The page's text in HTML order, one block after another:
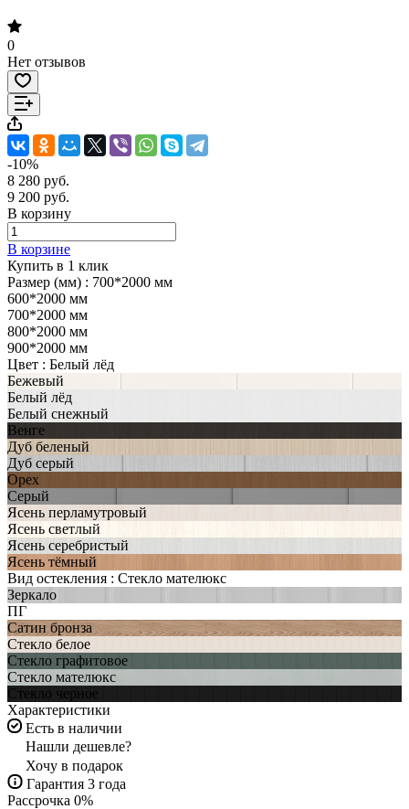
0
Нет отзывов
-10%
8 280 руб.
9 200 руб.
В корзину
В корзине
Купить в 1 клик
Размер (мм) : 700*2000 мм
600*2000 мм
700*2000 мм
800*2000 мм
900*2000 мм
Цвет : Белый лёд
Бежевый
Белый лёд
Белый снежный
Венге
Дуб беленый
Дуб серый
Орех
Серый
Ясень перламутровый
Ясень светлый
Ясень серебристый
Ясень тёмный
Вид остекления : Стекло мателюкс
Зеркало
ПГ
Сатин бронза
Стекло белое
Стекло графитовое
Стекло мателюкс
Стекло черное
Характеристики
Есть в наличии
Нашли дешевле?
Хочу в подарок
Гарантия 3 года
Рассрочка 0%